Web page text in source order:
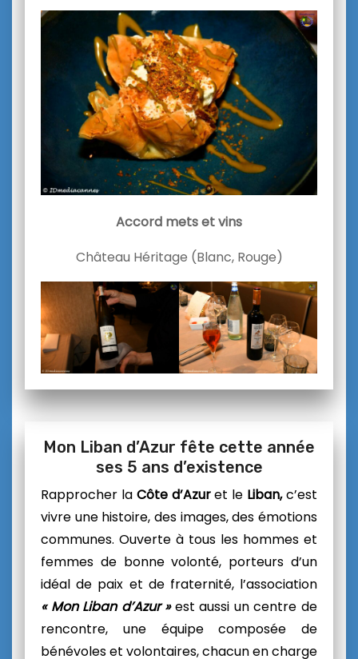
Accord mets et vins
Château Héritage (Blanc, Rouge)
Mon Liban d’Azur fête cette année
ses 5 ans d’existence
Rapprocher la Côte d’Azuret le Liban, c’est
vivre une histoire, des images, des émotions
communes. Ouverte à tous les hommes et
femmes de bonne volonté, porteurs d’un
idéal de paix et de fraternité, l’association
« Mon Liban d’Azur »est aussi un centre de
rencontre, une équipe composée de
bénévoles et volontaires, chacun en charge